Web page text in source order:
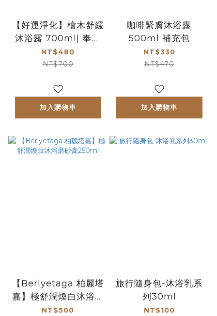
【好運淨化】檜木舒緩
沐浴露 700ml| 奉天
宮聯名款
NT$480
NT$700
加入購物車
咖啡緊膚沐浴露
500ml 補充包
NT$330
NT$470
加入購物車
【Berlyetaga 柏麗塔
嘉】極舒潤煥白沐浴磨
砂膏250ml
NT$500
旅行隨身包-沐浴乳系
列30ml
NT$100